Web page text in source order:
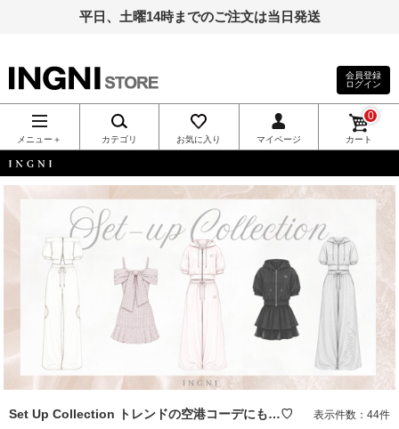
平日、土曜14時までのご注文は当日発送
INGNI（イン
グ）公式通
販｜INGNI
STORE
会員登録
ログイン
メニュー＋ カテゴリ お気に入り マイページ カート
0
INGNI
Set Up Collection トレンドの空港コーデにも…♡ 表示件数：44件